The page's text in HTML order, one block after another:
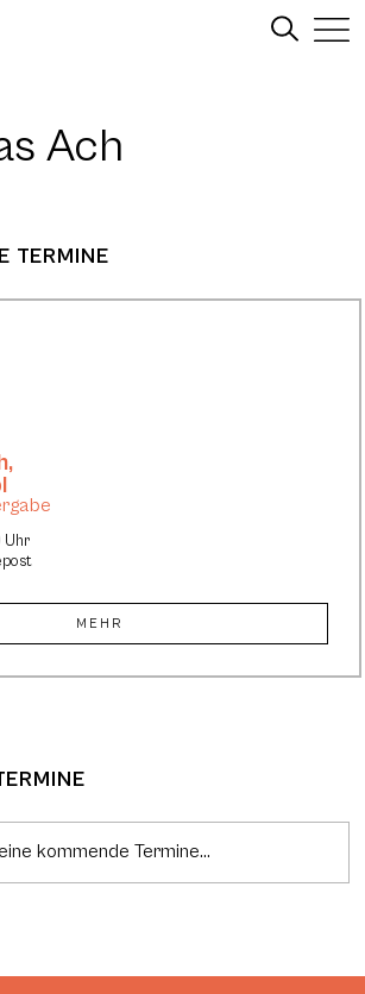
Ach
TERMINE
Uhr
,
MEHR
kommende Termine...